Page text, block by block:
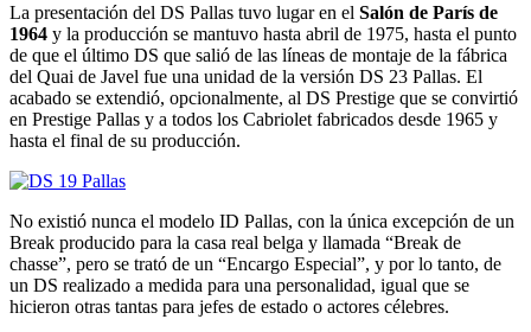
La presentación del DS Pallas tuvo lugar en el Salón de París de
1964 y la producción se mantuvo hasta abril de 1975, hasta el punto
de que el último DS que salió de las líneas de montaje de la fábrica
del Quai de Javel fue una unidad de la versión DS 23 Pallas. El
acabado se extendió, opcionalmente, al DS Prestige que se convirtió
en Prestige Pallas y a todos los Cabriolet fabricados desde 1965 y
hasta el final de su producción.
No existió nunca el modelo ID Pallas, con la única excepción de un
Break producido para la casa real belga y llamada “Break de
chasse”, pero se trató de un “Encargo Especial”, y por lo tanto, de
un DS realizado a medida para una personalidad, igual que se
hicieron otras tantas para jefes de estado o actores célebres.